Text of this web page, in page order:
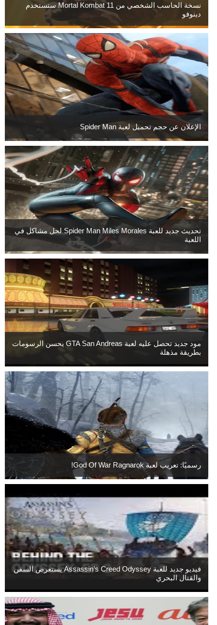
نسخة الحاسب الشخصي من Mortal Kombat 11 ستستخدم
دينوفو
الإعلان عن حجم تحميل لعبة Spider Man
تحديث جديد للعبة Spider Man Miles Morales لحل مشاكل في
اللعبة
مود جديد تحصل عليه لعبة GTA San Andreas يحسن الرسومات
بطريقة مذهلة
رسميًا: تعريب لعبة God Of War Ragnarok!
فيديو جديد للعبة Assassin’s Creed Odyssey يستعرض السفن
والقتال البحري